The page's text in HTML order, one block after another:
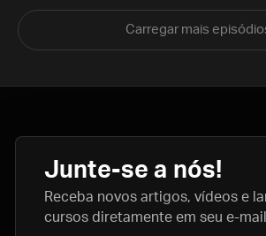
Carregar mais
Junte-se a nós!
Receba novos artigos, vídeos e
cursos diretamente em seu e-